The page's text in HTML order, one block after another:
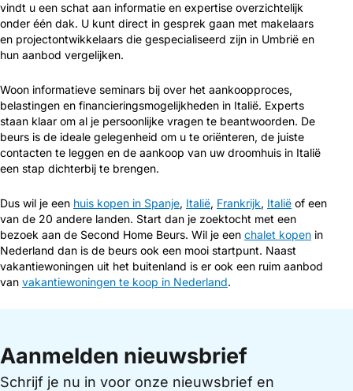
vindt u een schat aan informatie en expertise overzichtelijk
onder één dak. U kunt direct in gesprek gaan met makelaars
en projectontwikkelaars die gespecialiseerd zijn in Umbrië en
hun aanbod vergelijken.
Woon informatieve seminars bij over het aankoopproces,
belastingen en financieringsmogelijkheden in Italië. Experts
staan klaar om al je persoonlijke vragen te beantwoorden. De
beurs is de ideale gelegenheid om u te oriënteren, de juiste
contacten te leggen en de aankoop van uw droomhuis in Italië
een stap dichterbij te brengen.
Dus wil je een huis kopen in Spanje, Italië, Frankrijk, Italië of een
van de 20 andere landen. Start dan je zoektocht met een
bezoek aan de Second Home Beurs. Wil je een chalet kopen in
Nederland dan is de beurs ook een mooi startpunt. Naast
vakantiewoningen uit het buitenland is er ook een ruim aanbod
van vakantiewoningen te koop in Nederland.
Aanmelden nieuwsbrief
Schrijf je nu in voor onze nieuwsbrief en